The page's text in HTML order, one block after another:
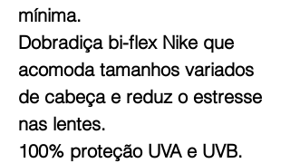
mínima.
Dobradiça bi-flex Nike que
acomoda tamanhos variados
de cabeça e reduz o estresse
nas lentes.
100% proteção UVA e UVB.